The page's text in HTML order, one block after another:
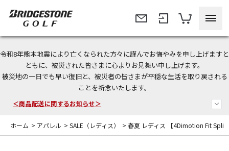
令和8年熊本地震により亡くなられた方々に謹んでお悔やみを申し上げますと
ともに、被災された皆さまに心よりお見舞い申し上げます。
被災地の一日でも早い復旧と、被災者の皆さまが平穏な生活を取り戻される
ことを祈念いたします。
＜夏季休暇中のご注文・発送・お問い合わせ＞
今なら新規会員登録で1,000円OFFクーポンプレゼント！
＜商品配送に関するお知らせ＞
ホーム > アパレル > SALE（レディス） > 春夏 レディス 【4Dimotion Fit Split